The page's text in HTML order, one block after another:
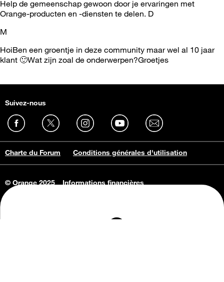
Help de gemeenschap gewoon door je ervaringen met
Orange-producten en -diensten te delen. D
M
HoiBen een groentje in deze community maar wel al 10 jaar
klant 🙂Wat zijn zoal de onderwerpen?Groetjes
Suivez-nous
Charte du Forum Conditions générales d'utilisation
© Orange 2025
Informations financières